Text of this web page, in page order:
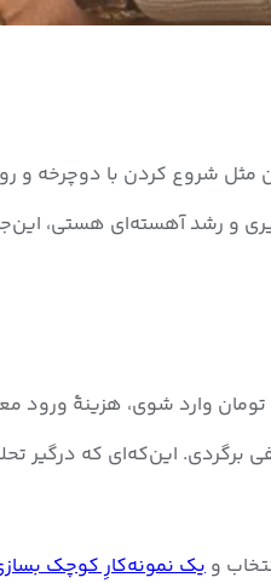
مثل شروع کردن با دوچرخه و
و رشد آهسته‌ای هستی،
یک نمونه‌کارِ کوچک